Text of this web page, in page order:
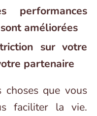
performances
améliorées
sur votre
partenaire
choses que vous
faciliter la vie.